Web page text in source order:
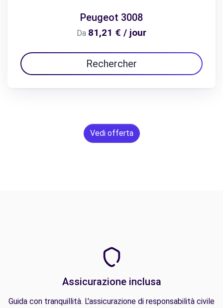
Peugeot 3008
Da 81,21 € / jour
Rechercher
Vedi offerta
Assicurazione inclusa
Guida con tranquillità. L'assicurazione di responsabilità civile